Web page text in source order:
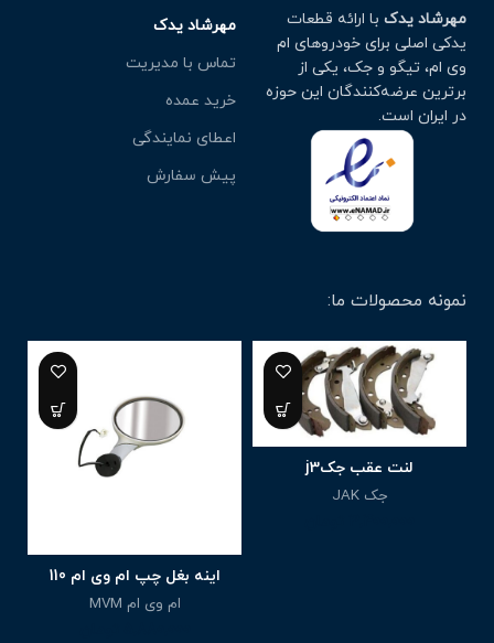
مهرشاد یدک با ارائه قطعات
یدکی اصلی برای خودروهای ام
وی ام، تیگو و جک، یکی از
برترین عرضه‌کنندگان این حوزه
در ایران است.
مهرشاد یدک
تماس با مدیریت
خرید عمده
اعطای نمایندگی
پیش سفارش
نمونه محصولات ما:
لنت عقب جکj3
جک JAK
اینه بغل چپ ام وی ام 110
ام وی ام MVM